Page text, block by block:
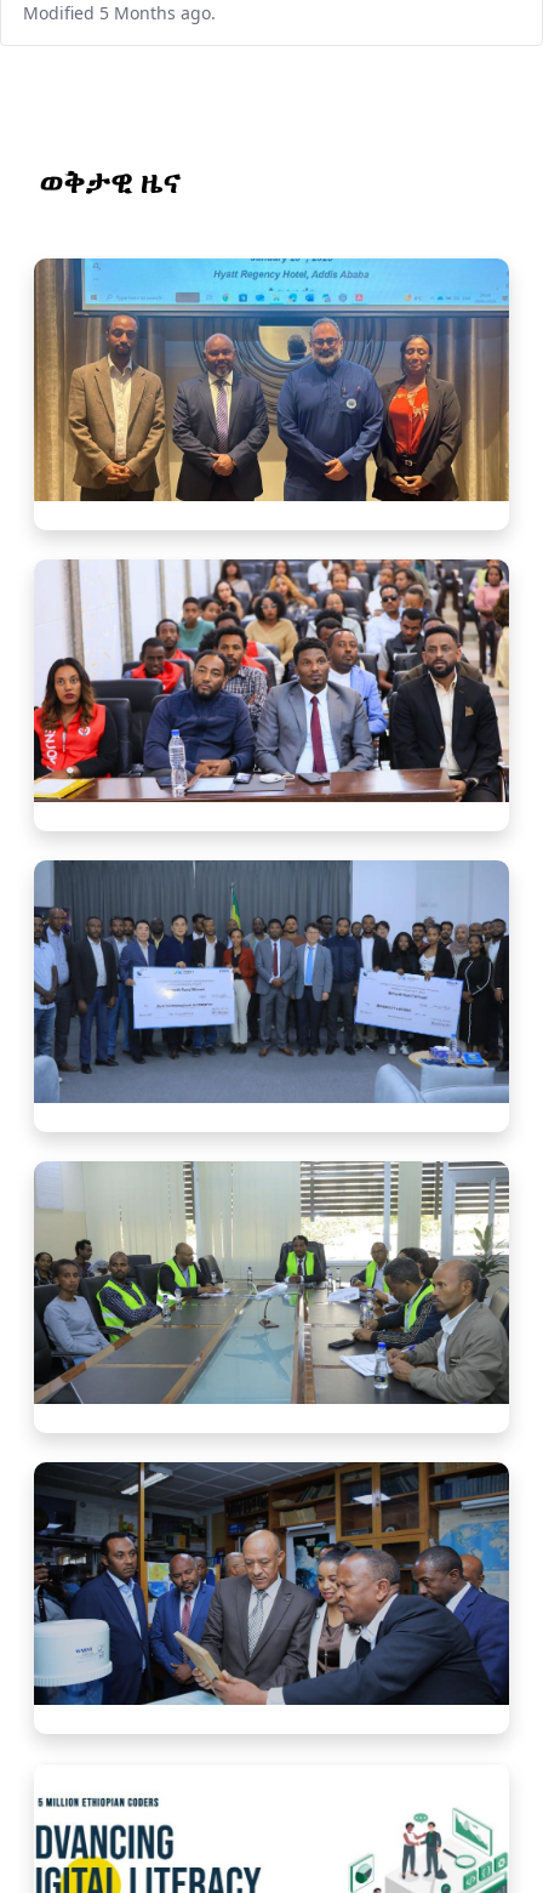
Modified 5 Months ago.
ወቅታዊ ዜና